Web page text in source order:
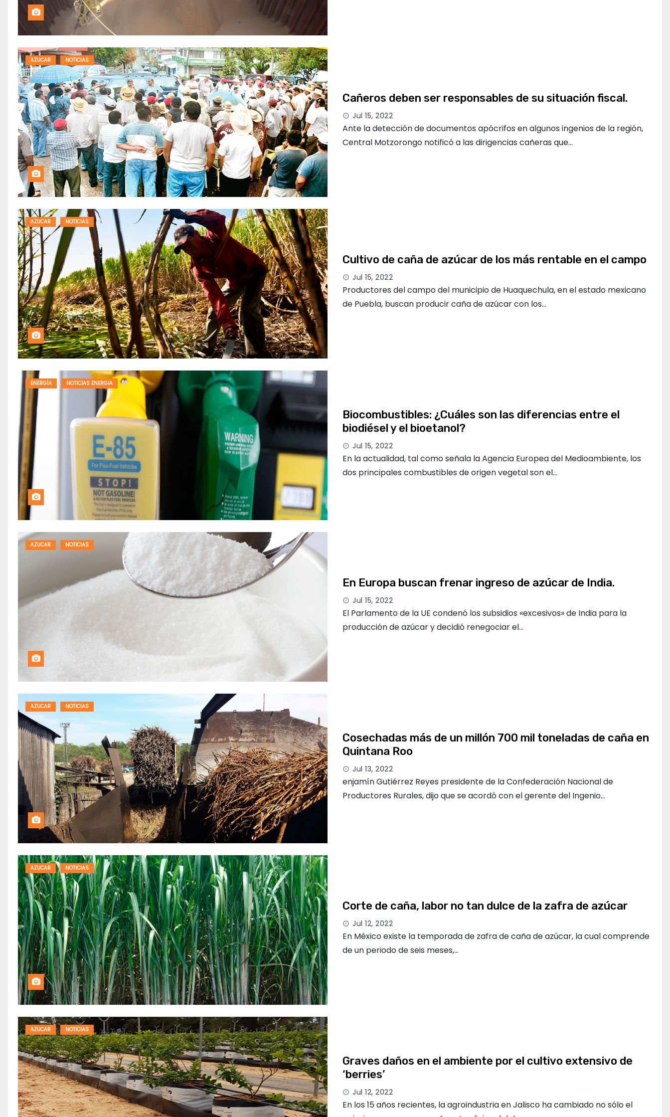
AZUCAR NOTICIAS
Cañeros deben ser responsables de su situación fiscal.
Jul 15, 2022
Ante la detección de documentos apócrifos en algunos ingenios de la región,
Central Motzorongo notificó a las dirigencias cañeras que…
AZUCAR NOTICIAS
Cultivo de caña de azúcar de los más rentable en el campo
Jul 15, 2022
Productores del campo del municipio de Huaquechula, en el estado mexicano
de Puebla, buscan producir caña de azúcar con los…
ENERGÍA NOTICIAS ENERGIA
Biocombustibles: ¿Cuáles son las diferencias entre el
biodiésel y el bioetanol?
Jul 15, 2022
En la actualidad, tal como señala la Agencia Europea del Medioambiente, los
dos principales combustibles de origen vegetal son el…
AZUCAR NOTICIAS
En Europa buscan frenar ingreso de azúcar de India.
Jul 15, 2022
El Parlamento de la UE condenó los subsidios «excesivos» de India para la
producción de azúcar y decidió renegociar el…
AZUCAR NOTICIAS
Cosechadas más de un millón 700 mil toneladas de caña en
Quintana Roo
Jul 13, 2022
enjamín Gutiérrez Reyes presidente de la Confederación Nacional de
Productores Rurales, dijo que se acordó con el gerente del Ingenio…
AZUCAR NOTICIAS
Corte de caña, labor no tan dulce de la zafra de azúcar
Jul 12, 2022
En México existe la temporada de zafra de caña de azúcar, la cual comprende
de un periodo de seis meses,…
AZUCAR NOTICIAS
Graves daños en el ambiente por el cultivo extensivo de
‘berries’
Jul 12, 2022
En los 15 años recientes, la agroindustria en Jalisco ha cambiado no sólo el